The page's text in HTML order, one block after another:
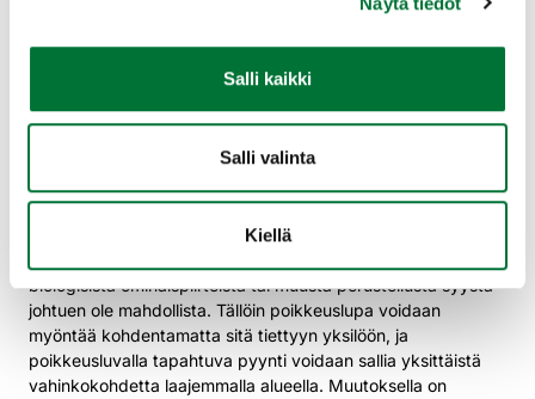
Salli kaikki
Salli valinta
Kiellä
kuten reviirikäyttäytyminen ja saalistus. Tämä koskee
poikkeusluvalla pyritään suojelemaan muuta lajistoa, kuten
metsäpeuraa, myös turvattavan lajin kanta maakunnassa ja
elinvoimaisuuteen liittyvät uhat tulee ottaa huomioon.
Luvan kohdentamisen vaatimuksia joustavoitetaan
tilanteissa, missä vahinkoa tai uhkaa aiheuttavan
biologisista ominaispiirteistä tai muusta perustellusta syystä
johtuen ole mahdollista. Tällöin poikkeuslupa voidaan
myöntää kohdentamatta sitä tiettyyn yksilöön, ja
poikkeusluvalla tapahtuva pyynti voidaan sallia yksittäistä
vahinkokohdetta laajemmalla alueella. Muutoksella on